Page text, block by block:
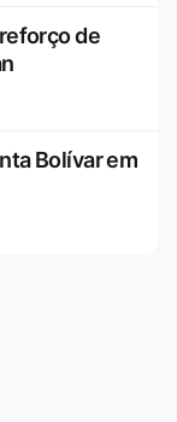
de
Bolívar em